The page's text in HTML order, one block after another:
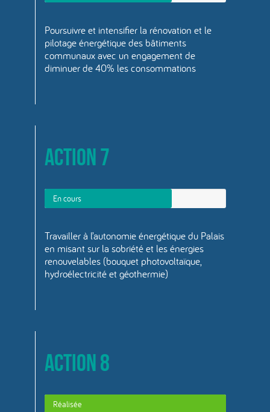
Poursuivre et intensifier la rénovation et le
pilotage énergétique des bâtiments
communaux avec un engagement de
diminuer de 40% les consommations
Action 7
En cours
Travailler à l’autonomie énergétique du Palais
en misant sur la sobriété et les énergies
renouvelables (bouquet photovoltaïque,
hydroélectricité et géothermie)
Action 8
Réalisée